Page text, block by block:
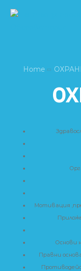
Home
Мотивация
Основи
Правни